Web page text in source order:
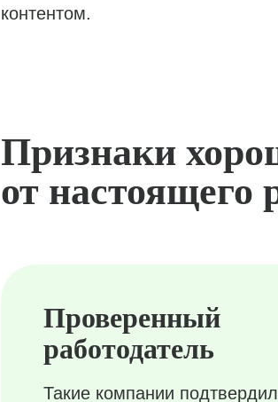
контентом.
Признаки
от настоящего
Проверенный
работодатель
Такие компании